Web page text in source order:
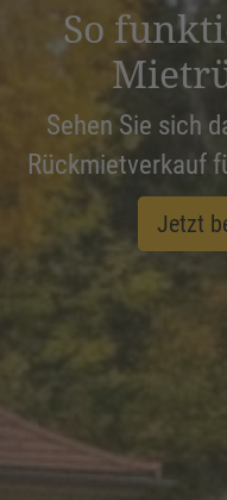
So
Sehen Sie sich
Rückmietverkauf
Jetzt